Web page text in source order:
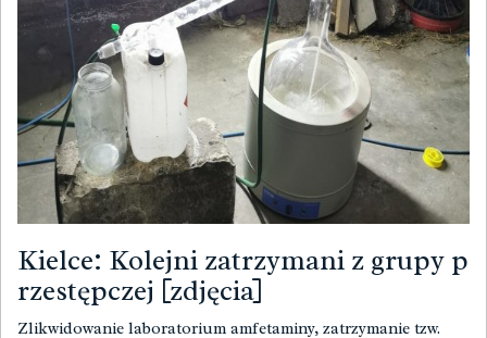
Kielce: Kolejni zatrzymani z grupy p
rzestępczej [zdjęcia]
Zlikwidowanie laboratorium amfetaminy, zatrzymanie tzw.